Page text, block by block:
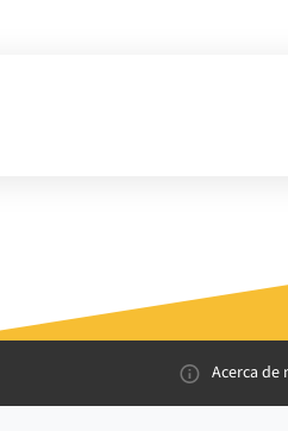
Acerca de